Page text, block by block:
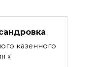
казенного
«